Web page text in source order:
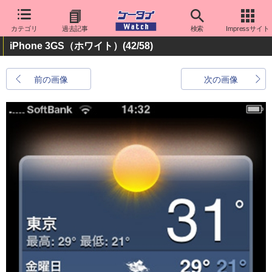
カテゴリ 過去記事 検索 Impressサイト
iPhone 3GS（ホワイト） (42/58)
前の画像 次の画像